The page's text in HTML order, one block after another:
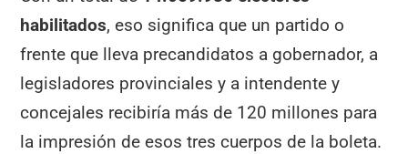
habilitados, eso significa que un partido o
frente que lleva precandidatos a gobernador, a
legisladores provinciales y a intendente y
concejales recibiría más de 120 millones para
la impresión de esos tres cuerpos de la boleta.